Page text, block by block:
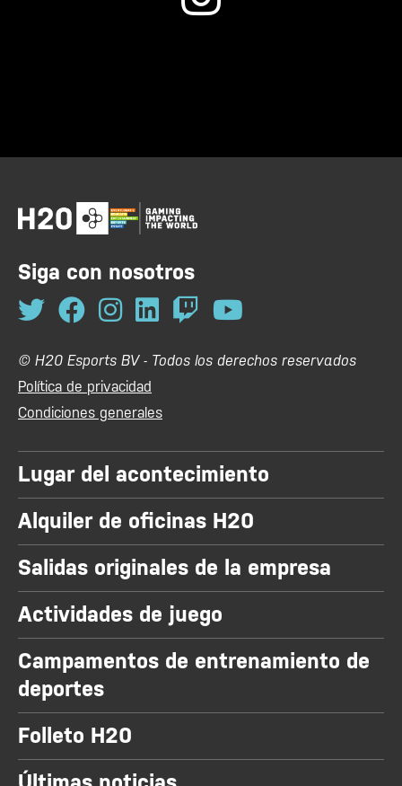
Siga con nosotros
© H20 Esports BV - Todos los derechos reservados
Política de privacidad
Condiciones generales
Lugar del acontecimiento
Alquiler de oficinas H20
Salidas originales de la empresa
Actividades de juego
Campamentos de entrenamiento de
deportes
Folleto H20